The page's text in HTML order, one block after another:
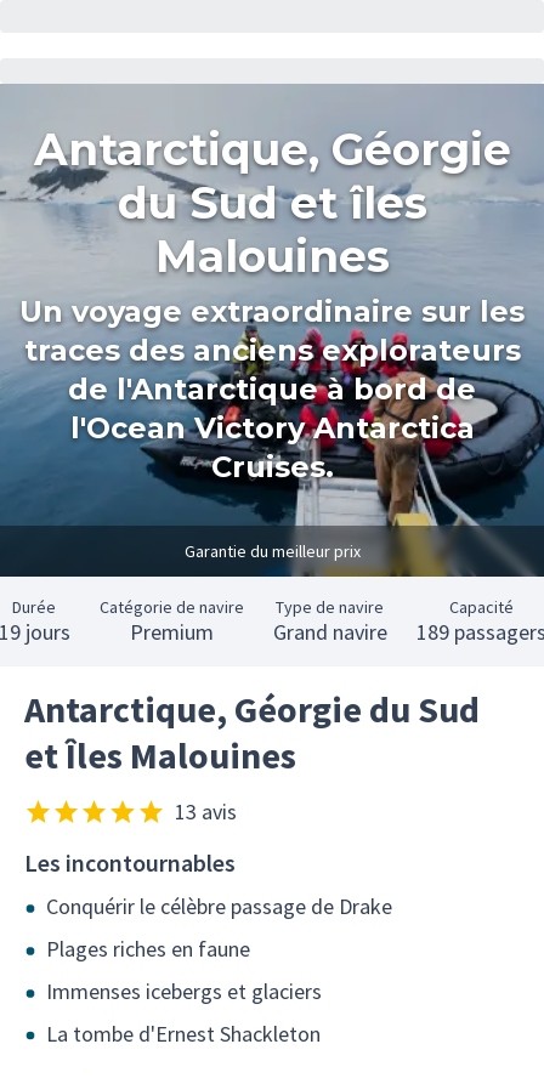
Antarctique, Géorgie
du Sud et îles
Malouines
Un voyage extraordinaire sur les
traces des anciens explorateurs
de l'Antarctique à bord de
l'Ocean Victory Antarctica
Cruises.
Garantie du meilleur prix
Durée
jours
Catégorie de navire
Premium
Type de navire
Grand navire
Capacité
189
Antarctique, Géorgie du Sud
et Îles Malouines
13 avis
Les incontournables
Conquérir le célèbre passage de Drake
Plages riches en faune
Immenses icebergs et glaciers
La tombe d'Ernest Shackleton